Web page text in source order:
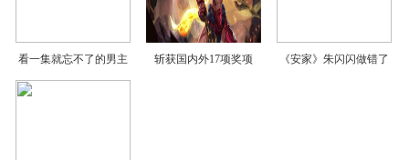
看一集就忘不了的男主 斩获国内外17项奖项 《安家》朱闪闪做错了